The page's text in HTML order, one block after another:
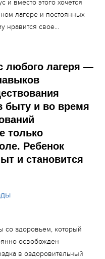
и вместо этого хочется
лагере и постоянных
нравится свое…
любого лагеря —
быту и во время
только
Ребенок
и становится
здоровьем, который
освобожден
в оздоровительный